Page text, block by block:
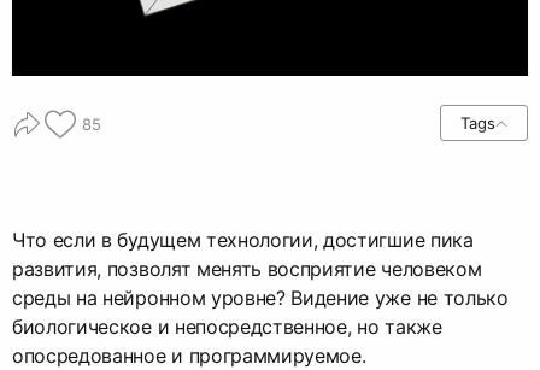
85 Tags
Что если в будущем технологии, достигшие пика
развития, позволят менять восприятие человеком
среды на нейронном уровне? Видение уже не только
биологическое и непосредственное, но также
опосредованное и программируемое.